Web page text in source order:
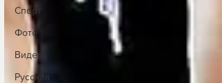
Спорт
Фото
Видео
Русская